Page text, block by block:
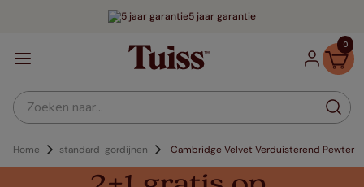
5 jaar garantie
0
Zoeken naar...
Home standard-gordijnen Cambridge Velvet Verduisterend Pewter